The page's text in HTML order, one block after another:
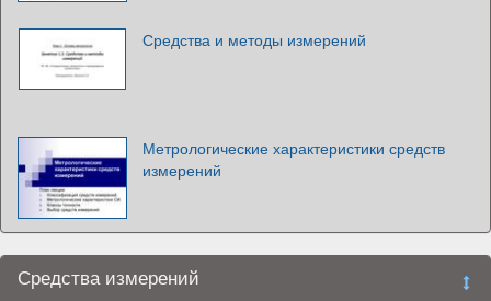
Средства и методы измерений
Метрологические характеристики средств
измерений
Средства измерений